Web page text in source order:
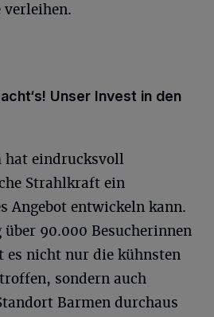
verleihen.
Unser Invest in den
hat eindrucksvoll
Strahlkraft ein
Angebot entwickeln kann.
90.000 Besucherinnen
es nicht nur die kühnsten
sondern auch
Barmen durchaus